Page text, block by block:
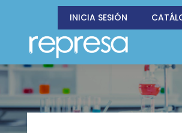
INICIA SESIÓN